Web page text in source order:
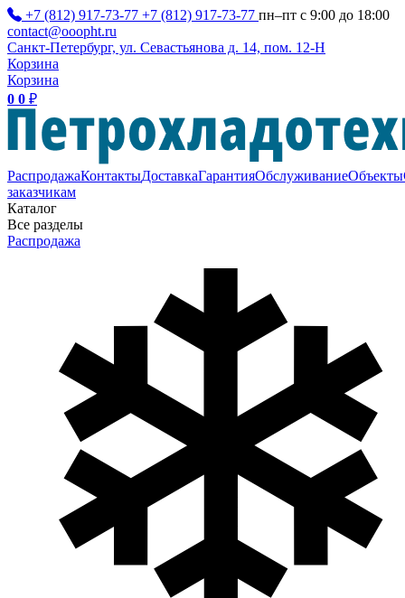
+7 (812) 917-73-77 +7 (812) 917-73-77 пн–пт с 9:00 до 18:00
contact@ooopht.ru
Санкт-Петербург, ул. Севастьянова д. 14, пом. 12-Н
Корзина
Корзина
0 0 ₽
РаспродажаКонтактыДоставкаГарантияОбслуживаниеОбъекты
заказчикам
Каталог
Все разделы
Распродажа